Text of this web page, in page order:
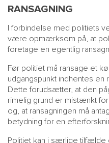
RANSAGNING
I forbindelse med politiets
være opmærksom på, at
foretage en egentlig
Før politiet må ransage et
udgangspunkt indhentes en
Dette forudsætter, at den
rimelig grund er mistænkt
og, at ransagningen må
betydning for en
Politiet kan i særlige tilfælde